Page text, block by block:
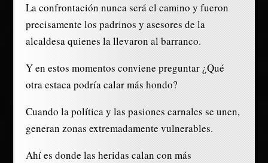
La confrontación nunca será el camino y fueron
precisamente los padrinos y asesores de la
alcaldesa quienes la llevaron al barranco.
Y en estos momentos conviene preguntar ¿Qué
otra estaca podría calar más hondo?
Cuando la política y las pasiones carnales se unen,
generan zonas extremadamente vulnerables.
Ahí es donde las heridas calan con más